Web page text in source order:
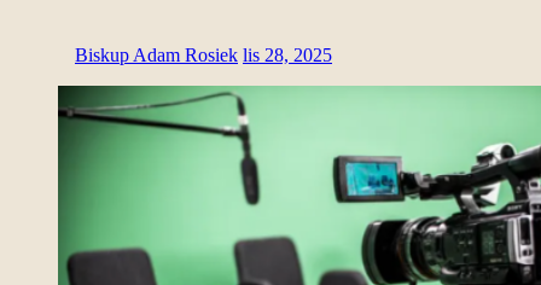
Biskup Adam Rosiek lis 28, 2025